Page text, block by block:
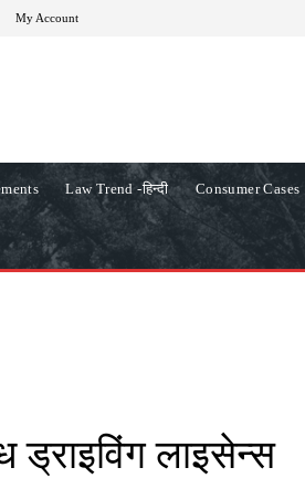
My Account
Law Trend -हिन्दी Consumer Cases
ड्राइविंग लाइसेन्स